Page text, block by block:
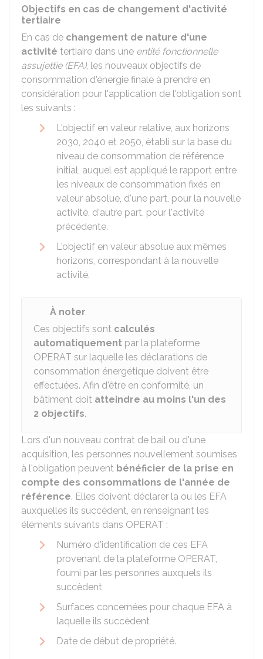
Objectifs en cas de changement d'activité
tertiaire
En cas de changement de nature d'une
activité tertiaire dans une entité fonctionnelle
assujettie (EFA), les nouveaux objectifs de
consommation d'énergie finale à prendre en
considération pour l'application de l'obligation sont
les suivants :
L'objectif en valeur relative, aux horizons
2030, 2040 et 2050, établi sur la base du
niveau de consommation de référence
initial, auquel est appliqué le rapport entre
les niveaux de consommation fixés en
valeur absolue, d'une part, pour la nouvelle
activité, d'autre part, pour l'activité
précédente.
L'objectif en valeur absolue aux mêmes
horizons, correspondant à la nouvelle
activité.
À noter
Ces objectifs sont calculés
automatiquement par la plateforme
OPERAT sur laquelle les déclarations de
consommation énergétique doivent être
effectuées. Afin d'être en conformité, un
bâtiment doit atteindre au moins l'un des
2 objectifs.
Lors d'un nouveau contrat de bail ou d'une
acquisition, les personnes nouvellement soumises
à l'obligation peuvent bénéficier de la prise en
compte des consommations de l'année de
référence. Elles doivent déclarer la ou les EFA
auxquelles ils succèdent, en renseignant les
éléments suivants dans OPERAT :
Numéro d'identification de ces EFA
provenant de la plateforme OPERAT,
fourni par les personnes auxquels ils
succèdent
Surfaces concernées pour chaque EFA à
laquelle ils succèdent
Date de début de propriété.